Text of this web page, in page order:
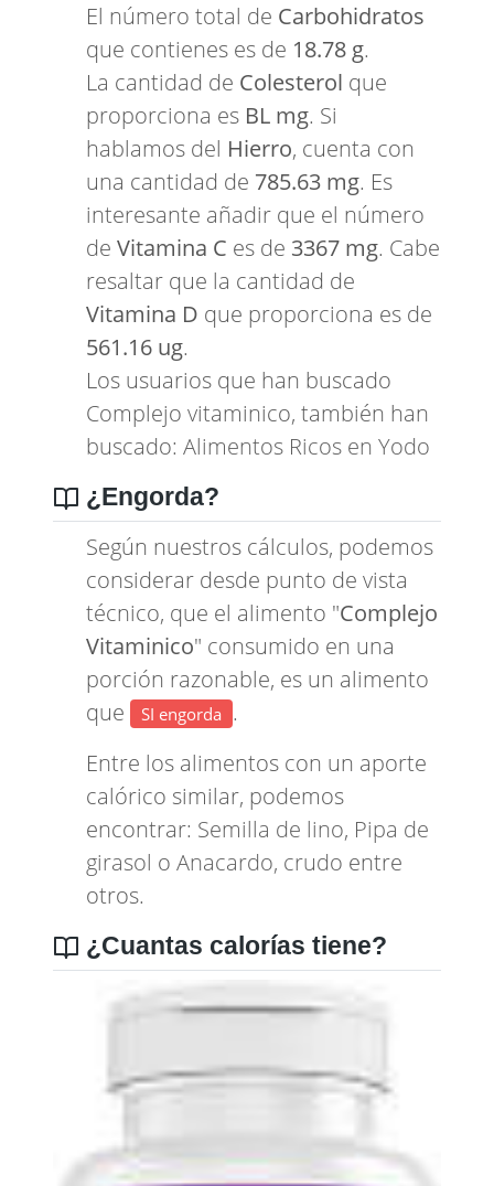
El número total de Carbohidratos
que contienes es de 18.78 g.
La cantidad de Colesterol que
proporciona es BL mg. Si
hablamos del Hierro, cuenta con
una cantidad de 785.63 mg. Es
interesante añadir que el número
de Vitamina C es de 3367 mg. Cabe
resaltar que la cantidad de
Vitamina D que proporciona es de
561.16 ug.
Los usuarios que han buscado
Complejo vitaminico, también han
buscado: Alimentos Ricos en Yodo
¿Engorda?
Según nuestros cálculos, podemos
considerar desde punto de vista
técnico, que el alimento "Complejo
Vitaminico" consumido en una
porción razonable, es un alimento
que
SI engorda .
Entre los alimentos con un aporte
calórico similar, podemos
encontrar: Semilla de lino, Pipa de
girasol o Anacardo, crudo entre
otros.
¿Cuantas calorías tiene?